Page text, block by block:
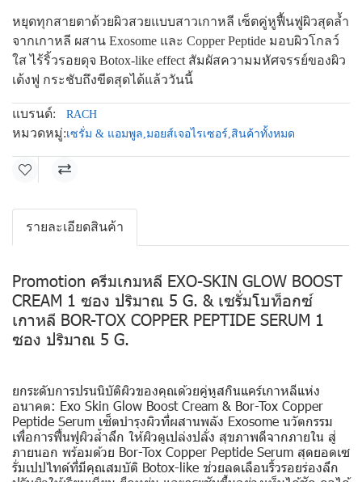
หยุดทุกสายตาด้วยผิวสวยแบบสาวเกาหลี เซ็ตคู่หูฟื้นฟูผิวสุดล้ำ
จากเกาหลี ผสาน Exosome และ Copper Peptide มอบผิวโกลว์
ใส ไร้ริ้วรอยดุจ Botox-like effect สัมผัสความมหัศจรรย์ของผิว
เด้งฟู กระชับถึงขีดสุดได้แล้ววันนี้
แบรนด์: RACH
หมวดหมู่:เซรั่ม & แอมพูล,มอยส์เจอไรเซอร์,สินค้าทั้งหมด
รายละเอียดสินค้า
Promotion ครีมเกมหลี EXO-SKIN GLOW BOOST
CREAM 1 ซอง ปริมาณ 5 G. & เซรั่มโบท็อกซ์
เกาหลี BOR-TOX COPPER PEPTIDE SERUM 1
ซอง ปริมาณ 5 G.
ยกระดับการปรนนิบัติผิวของคุณด้วยคู่หูสกินแคร์เกาหลีแห่ง
อนาคต: Exo Skin Glow Boost Cream & Bor-Tox Copper
Peptide Serum เซ็ตบำรุงผิวที่ผสานพลัง Exosome นวัตกรรม
เพื่อการฟื้นฟูผิวล้ำลึก ให้ผิวดูเปล่งปลั่ง สุขภาพดีจากภายใน สู่
ภายนอก พร้อมด้วย Bor-Tox Copper Peptide Serum สุดยอดเซ
รั่มเปปไทด์ที่มีคุณสมบัติ Botox-like ช่วยลดเลือนริ้วรอยร่องลึก